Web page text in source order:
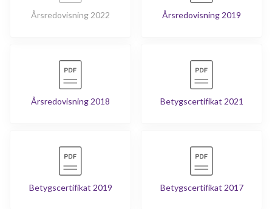
Årsredovisning 2022 Årsredovisning 2019
Årsredovisning 2018 Betygscertifikat 2021
Betygscertifikat 2019 Betygscertifikat 2017